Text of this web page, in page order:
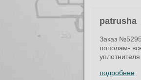
patrusha
Заказ
пополам-
подробнее